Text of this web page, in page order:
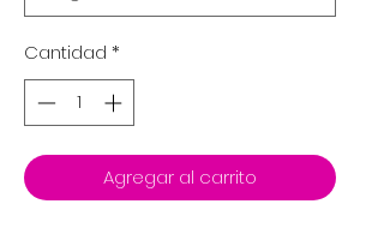
Cantidad *
Agregar al carrito